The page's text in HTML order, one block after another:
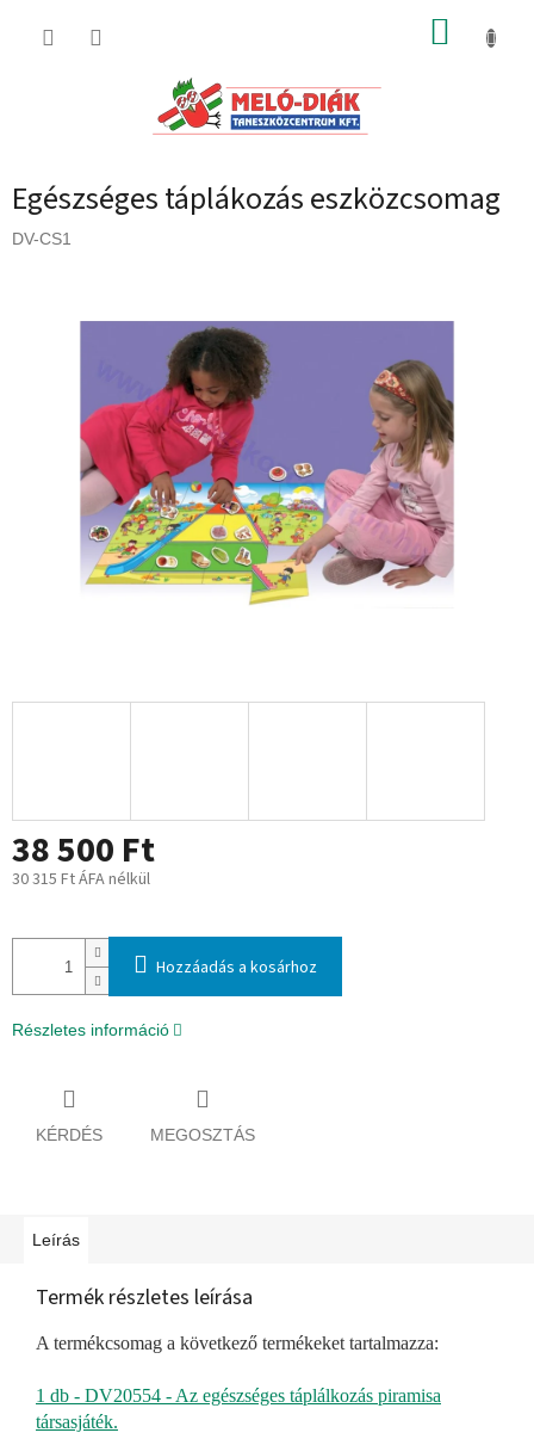
KOSÁR
Egészséges táplákozás eszközcsomag
DV-CS1
38 500 Ft
30 315 Ft ÁFA nélkül
Hozzáadás a kosárhoz
Részletes információ
KÉRDÉS MEGOSZTÁS
Leírás
Termék részletes leírása
A termékcsomag a következő termékeket tartalmazza:
1 db - DV20554 - Az egészséges táplálkozás piramisa
társasjáték.